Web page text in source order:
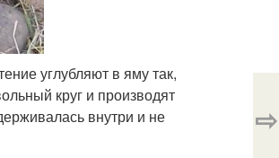
углубляют в яму так,
круг и производят
внутри и не
⇨